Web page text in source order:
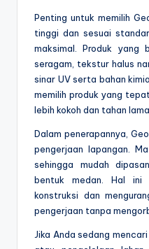
Penting untuk memilih
tinggi dan sesuai
maksimal. Produk yang
seragam, tekstur halus
sinar UV serta bahan
memilih produk yang
lebih kokoh dan tahan lama.
Dalam penerapannya,
pengerjaan lapangan.
sehingga mudah
bentuk medan. Hal ini
konstruksi dan
pengerjaan tanpa
Jika Anda sedang